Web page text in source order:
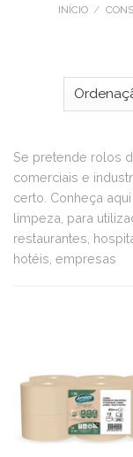
INÍCIO /
Se pretende rolos
comerciais e
certo. Conheça
limpeza, para
restaurantes,
hotéis, empresas